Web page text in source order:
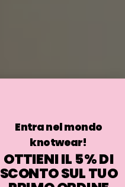
Entra nel mondo
knotwear!
OTTIENI IL 5% DI
SCONTO SUL TUO